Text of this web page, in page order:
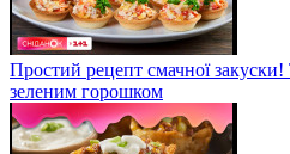
Простий рецепт смачної
зеленим горошком